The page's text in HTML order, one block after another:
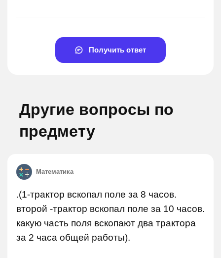
Получить ответ
Другие вопросы по
предмету
Математика
.(1-трактор вскопал поле за 8 часов.
второй -трактор вскопал поле за 10 часов.
какую часть поля вскопают два трактора
за 2 часа общей работы).